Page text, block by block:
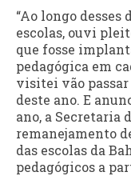
“Ao longo desses
escolas, ouvi
que fosse
pedagógica em
visitei vão
deste ano. E
ano, a Secretaria
remanejamento
das escolas da
pedagógicos a